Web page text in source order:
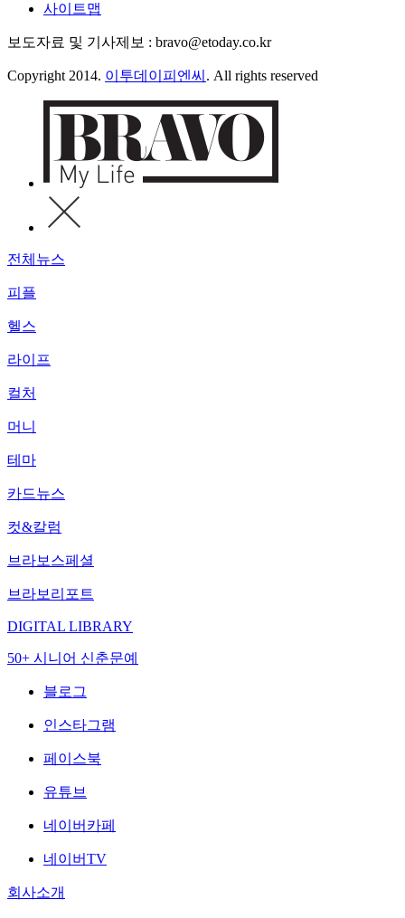
사이트맵
보도자료 및 기사제보 : bravo@etoday.co.kr
Copyright 2014. 이투데이피엔씨 . All rights reserved
전체뉴스
피플
헬스
라이프
컬처
머니
테마
카드뉴스
컷&칼럼
브라보스페셜
브라보리포트
DIGITAL LIBRARY
50+ 시니어 신춘문예
블로그
인스타그램
페이스북
유튜브
네이버카페
네이버TV
회사소개